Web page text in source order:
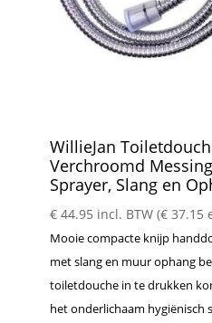
WillieJan
Verchroomd
Sprayer, Slang en
€44.95 incl. BTW (€37.15
Mooie compacte knijp
met slang en muur ophang
toiletdouche in te drukken
het onderlichaam